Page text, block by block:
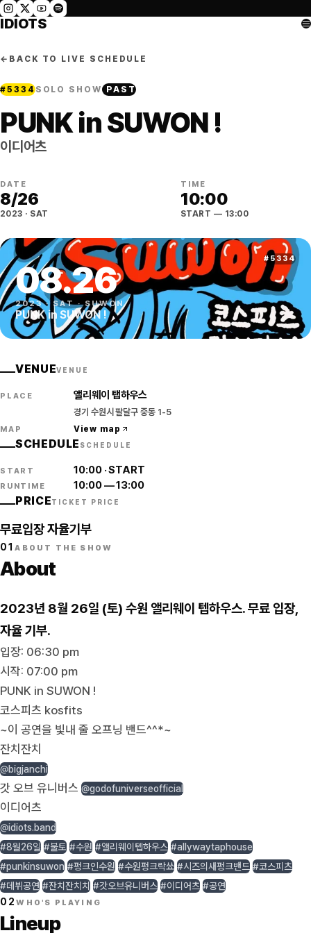
IDIOTS
← BACK TO LIVE SCHEDULE
#5334SOLO SHOW PAST
PUNK in SUWON !
이디어츠
DATE
8/26
2023 · SAT
TIME
10:00
START — 13:00
# 5334
08.26
2023· SAT·SUWON
PUNK in SUWON !
VENUEVENUE
PLACE 앨리웨이 탭하우스
경기 수원시 팔달구 중동 1-5
MAP View map
SCHEDULE SCHEDULE
START 10:00·START
RUNTIME 10:00—13:00
PRICETICKET PRICE
무료입장 자율기부
01ABOUT THE SHOW
About
2023년 8월 26일 (토) 수원 앨리웨이 텝하우스. 무료 입장,
자율 기부.
입장: 06:30 pm
시작: 07:00 pm
PUNK in SUWON !
코스피츠 kosfits
~이 공연을 빛내 줄 오프닝 밴드^^*~
잔치잔치
@bigjanchi
갓 오브 유니버스 @godofuniverseofficial
이디어츠
@idiots.band
#8월26일 #불토 #수원 #앨리웨이텝하우스 #allywaytaphouse
#punkinsuwon #펑크인수원 #수원펑크락쑈 #시즈의새펑크밴드 #코스피츠
#데뷔공연 #잔치잔치치 #갓오브유니버스 #이디어츠 #공연
02WHO'S PLAYING
Lineup